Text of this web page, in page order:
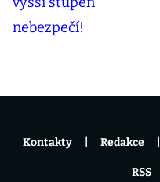
Kontakty Redakce
RSS